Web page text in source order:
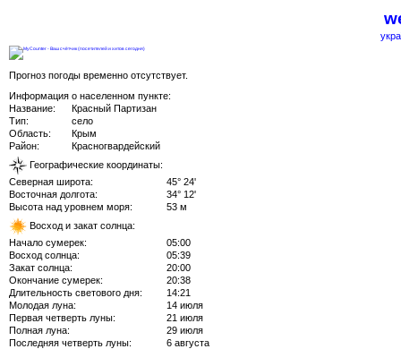
Прогноз погоды временно отсутствует.
Информация о населенном пункте:
Название:
Красный Партизан
Тип:
село
Область:
Крым
Район:
Красногвардейский
Географические координаты:
Северная широта:
45° 24'
Восточная долгота:
34° 12'
Высота над уровнем моря:
53 м
Восход и закат солнца:
Начало сумерек:
05:00
Восход солнца:
05:39
Закат солнца:
20:00
Окончание сумерек:
20:38
Длительность светового дня:
14:21
Молодая луна:
14 июля
Первая четверть луны:
21 июля
Полная луна:
29 июля
Последняя четверть луны:
6 августа